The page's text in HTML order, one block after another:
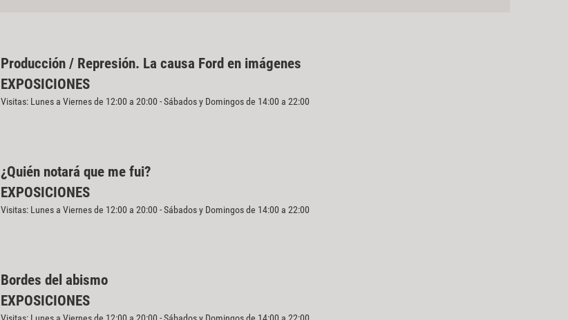
Producción / Represión. La causa Ford en imágenes
EXPOSICIONES
Visitas: Lunes a Viernes de 12:00 a 20:00 - Sábados y Domingos de 14:00 a 22:00
¿Quién notará que me fui?
EXPOSICIONES
Visitas: Lunes a Viernes de 12:00 a 20:00 - Sábados y Domingos de 14:00 a 22:00
Bordes del abismo
EXPOSICIONES